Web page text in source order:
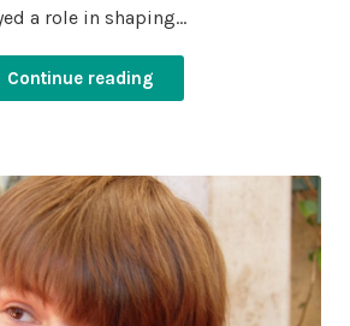
a role in shaping…
Continue reading